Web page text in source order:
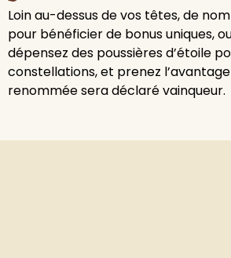
Loin au-dessus de vos têtes, de
pour bénéficier de bonus uniques,
dépensez des poussières d’étoile
constellations, et prenez
renommée sera déclaré vainqueur.